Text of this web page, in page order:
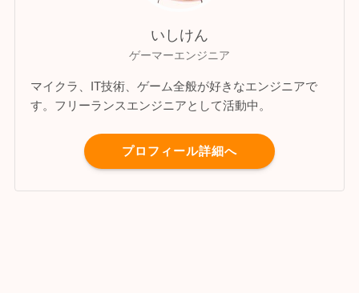
いしけん
ゲーマーエンジニア
マイクラ、IT技術、ゲーム全般が好きなエンジニアで
す。フリーランスエンジニアとして活動中。
プロフィール詳細へ